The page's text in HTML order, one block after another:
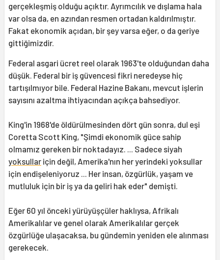
gerçekleşmiş olduğu açıktır. Ayrımcılık ve dışlama hala
var olsa da, en azından resmen ortadan kaldırılmıştır.
Fakat ekonomik açıdan, bir şey varsa eğer, o da geriye
gittiğimizdir.
Federal asgari ücret reel olarak 1963'te olduğundan daha
düşük. Federal bir iş güvencesi fikri neredeyse hiç
tartışılmıyor bile. Federal Hazine Bakanı, mevcut işlerin
sayısını azaltma ihtiyacından açıkça bahsediyor.
King'in 1968'de öldürülmesinden dört gün sonra, dul eşi
Coretta Scott King, "Şimdi ekonomik güce sahip
olmamız gereken bir noktadayız. ... Sadece siyah
yoksullar için değil, Amerika'nın her yerindeki yoksullar
için endişeleniyoruz ... Her insan, özgürlük, yaşam ve
mutluluk için bir iş ya da geliri hak eder" demişti.
Eğer 60 yıl önceki yürüyüşçüler haklıysa, Afrikalı
Amerikalılar ve genel olarak Amerikalılar gerçek
özgürlüğe ulaşacaksa, bu gündemin yeniden ele alınması
gerekecek.